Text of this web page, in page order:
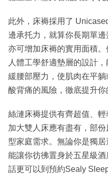
此外，床褥採用了
邊承托力，就算你長期單
亦可增加床褥的實用面積
人體工學舒適墊層的設計
緩腰部壓力，使肌肉在平
酸背痛的風險，徹底提升你
絲漣床褥提供有齊超值、
加大雙人床應有盡有，部
型家庭需求。無論你是獨
能讓你彷彿置身於五星級
話更可以到預約Sealy